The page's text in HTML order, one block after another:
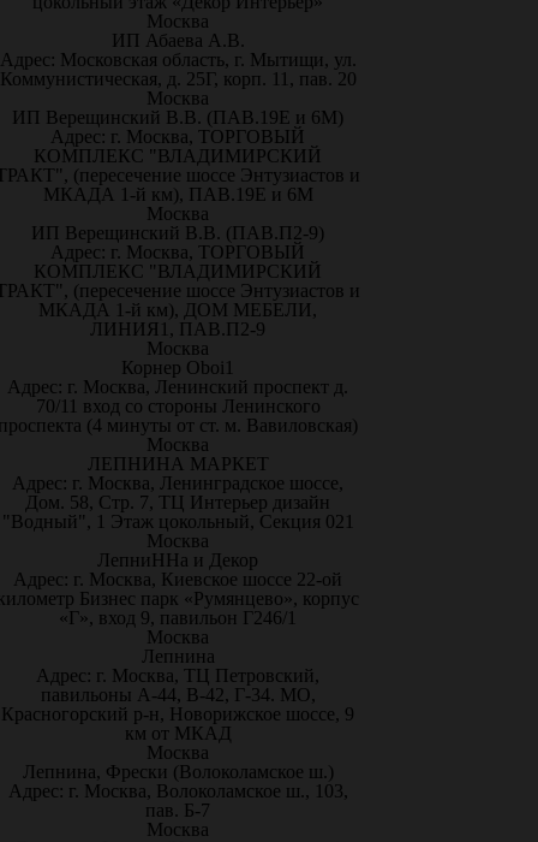
Москва
ИП Абаева А.В.
Адрес: Московская область, г. Мытищи, ул.
Коммунистическая, д. 25Г, корп. 11, пав. 20
Москва
ИП Верещинский В.В. (ПАВ.19Е и 6М)
Адрес: г. Москва, ТОРГОВЫЙ
КОМПЛЕКС "ВЛАДИМИРСКИЙ
(пересечение шоссе Энтузиастов и
МКАДА 1-й км), ПАВ.19Е и 6М
Москва
ИП Верещинский В.В. (ПАВ.П2-9)
Адрес: г. Москва, ТОРГОВЫЙ
КОМПЛЕКС "ВЛАДИМИРСКИЙ
(пересечение шоссе Энтузиастов и
МКАДА 1-й км), ДОМ МЕБЕЛИ,
ЛИНИЯ1, ПАВ.П2-9
Москва
Корнер Oboi1
Адрес: г. Москва, Ленинский проспект д.
70/11 вход со стороны Ленинского
(4 минуты от ст. м. Вавиловская)
Москва
ЛЕПНИНА МАРКЕТ
Адрес: г. Москва, Ленинградское шоссе,
Дом. 58, Стр. 7, ТЦ Интерьер дизайн
"Водный", 1 Этаж цокольный, Секция 021
Москва
ЛепниННа и Декор
Адрес: г. Москва, Киевское шоссе 22-ой
Бизнес парк «Румянцево», корпус
«Г», вход 9, павильон Г246/1
Москва
Лепнина
Адрес: г. Москва, ТЦ Петровский,
павильоны А-44, В-42, Г-34. МО,
Красногорский р-н, Новорижское шоссе, 9
км от МКАД
Москва
Лепнина, Фрески (Волоколамское ш.)
Адрес: г. Москва, Волоколамское ш., 103,
пав. Б-7
Москва